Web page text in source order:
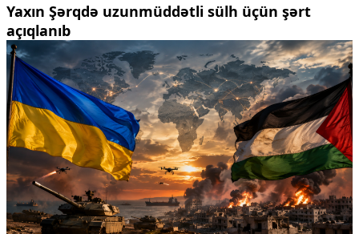
Yaxın Şərqdə uzunmüddətli sülh üçün şərt
açıqlanıb